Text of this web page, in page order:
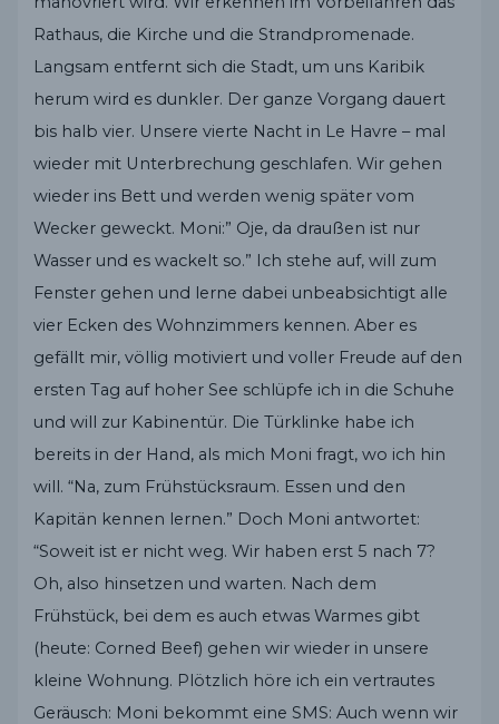
Rathaus, die Kirche und die Strandpromenade.
Langsam entfernt sich die Stadt, um uns Karibik
herum wird es dunkler. Der ganze Vorgang dauert
bis halb vier. Unsere vierte Nacht in Le Havre – mal
wieder mit Unterbrechung geschlafen. Wir gehen
wieder ins Bett und werden wenig später vom
Wecker geweckt. Moni:” Oje, da draußen ist nur
Wasser und es wackelt so.” Ich stehe auf, will zum
Fenster gehen und lerne dabei unbeabsichtigt alle
vier Ecken des Wohnzimmers kennen. Aber es
gefällt mir, völlig motiviert und voller Freude auf den
ersten Tag auf hoher See schlüpfe ich in die Schuhe
und will zur Kabinentür. Die Türklinke habe ich
bereits in der Hand, als mich Moni fragt, wo ich hin
will. “Na, zum Frühstücksraum. Essen und den
Kapitän kennen lernen.” Doch Moni antwortet:
“Soweit ist er nicht weg. Wir haben erst 5 nach 7?
Oh, also hinsetzen und warten. Nach dem
Frühstück, bei dem es auch etwas Warmes gibt
(heute: Corned Beef) gehen wir wieder in unsere
kleine Wohnung. Plötzlich höre ich ein vertrautes
Geräusch: Moni bekommt eine SMS: Auch wenn wir